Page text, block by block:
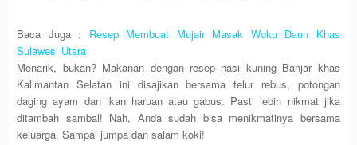
Baca Juga : Resep Membuat Mujair Masak Woku Daun Khas
Sulawesi Utara
Menarik, bukan? Makanan dengan resep nasi kuning Banjar khas
Kalimantan Selatan ini disajikan bersama telur rebus, potongan
daging ayam dan ikan haruan atau gabus. Pasti lebih nikmat jika
ditambah sambal! Nah, Anda sudah bisa menikmatinya bersama
keluarga. Sampai jumpa dan salam koki!